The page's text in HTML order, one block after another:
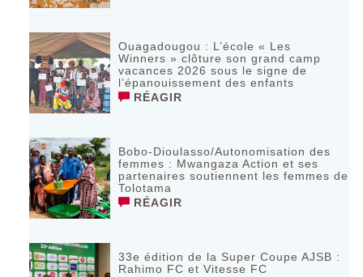
Ouagadougou : L’école « Les
Winners » clôture son grand camp
vacances 2026 sous le signe de
l’épanouissement des enfants
RÉAGIR
Bobo-Dioulasso/Autonomisation des
femmes : Mwangaza Action et ses
partenaires soutiennent les femmes de
Tolotama
RÉAGIR
33e édition de la Super Coupe AJSB :
Rahimo FC et Vitesse FC